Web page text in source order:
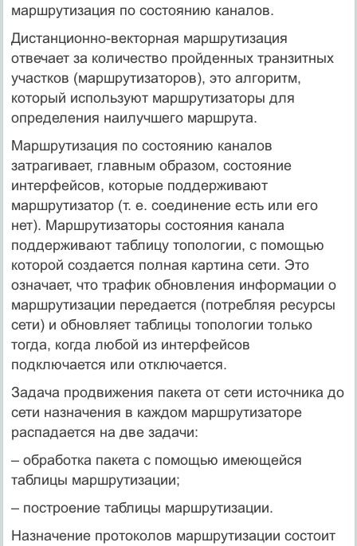
маршрутизация по состоянию каналов.
Дистанционно-векторная маршрутизация
отвечает за количество пройденных транзитных
участков (маршрутизаторов), это алгоритм,
который используют маршрутизаторы для
определения наилучшего маршрута.
Маршрутизация по состоянию каналов
затрагивает, главным образом, состояние
интерфейсов, которые поддерживают
маршрутизатор (т. е. соединение есть или его
нет). Маршрутизаторы состояния канала
поддерживают таблицу топологии, с помощью
которой создается полная картина сети. Это
означает, что трафик обновления информации о
маршрутизации передается (потребляя ресурсы
сети) и обновляет таблицы топологии только
тогда, когда любой из интерфейсов
подключается или отключается.
Задача продвижения пакета от сети источника до
сети назначения в каждом маршрутизаторе
распадается на две задачи:
– обработка пакета с помощью имеющейся
таблицы маршрутизации;
– построение таблицы маршрутизации.
Назначение протоколов маршрутизации состоит